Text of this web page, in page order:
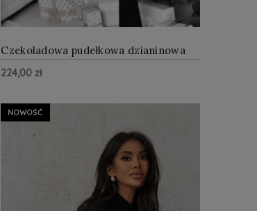
Czekoladowa pudełkowa dzianinowa
bluzka
224,00 zł
Do Koszyka ZOBACZ WIĘCEJ
NOWOŚĆ